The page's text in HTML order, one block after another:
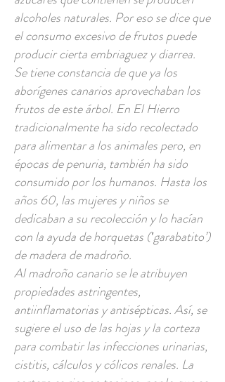
alcoholes naturales. Por eso se dice que
el consumo excesivo de frutos puede
producir cierta embriaguez y diarrea.
Se tiene constancia de que ya los
aborígenes canarios aprovechaban los
frutos de este árbol. En El Hierro
tradicionalmente ha sido recolectado
para alimentar a los animales pero, en
épocas de penuria, también ha sido
consumido por los humanos. Hasta los
años 60, las mujeres y niños se
dedicaban a su recolección y lo hacían
con la ayuda de horquetas (‛garabatito’)
de madera de madroño.
Al madroño canario se le atribuyen
propiedades astringentes,
antiinflamatorias y antisépticas. Así, se
sugiere el uso de las hojas y la corteza
para combatir las infecciones urinarias,
cistitis, cálculos y cólicos renales. La